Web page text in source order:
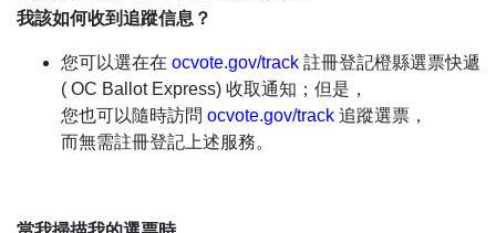
我該如何收到追蹤信息？
您可以選在在 ocvote.gov/track 註冊登記橙縣選票快遞
( OC Ballot Express) 收取通知；但是，
您也可以隨時訪問 ocvote.gov/track 追蹤選票，
而無需註冊登記上述服務。